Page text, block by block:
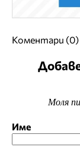
Коментари (0)
Моля
Име